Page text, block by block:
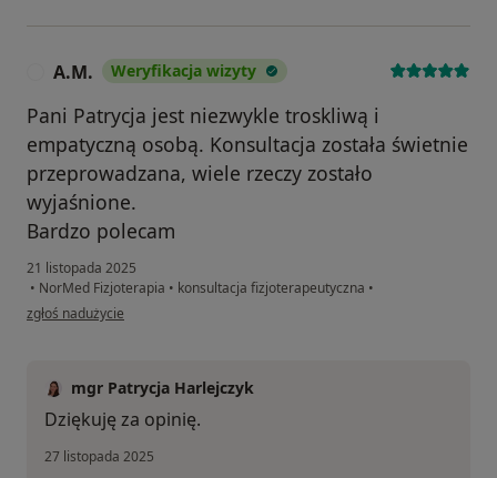
A.M. Weryfikacja wizyty
Pani Patrycja jest niezwykle troskliwą i
empatyczną osobą. Konsultacja została świetnie
przeprowadzana, wiele rzeczy zostało
wyjaśnione.
Bardzo polecam
21 listopada 2025
• NorMed Fizjoterapia • konsultacja fizjoterapeutyczna •
w opinii użytkownika A.M.
zgłoś nadużycie
mgr Patrycja Harlejczyk
Dziękuję za opinię.
27 listopada 2025